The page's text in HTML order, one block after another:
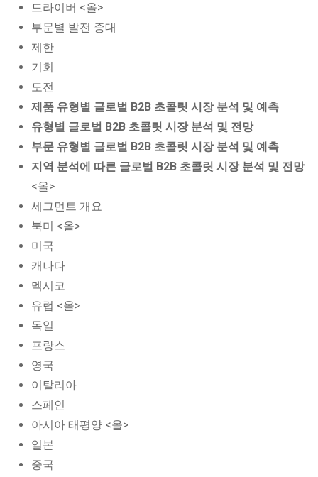
드라이버 <올>
부문별 발전 증대
제한
기회
도전
제품 유형별 글로벌 B2B 초콜릿 시장 분석 및 예측
유형별 글로벌 B2B 초콜릿 시장 분석 및 전망
부문 유형별 글로벌 B2B 초콜릿 시장 분석 및 예측
지역 분석에 따른 글로벌 B2B 초콜릿 시장 분석 및 전망
<올>
세그먼트 개요
북미 <올>
미국
캐나다
멕시코
유럽 <올>
독일
프랑스
영국
이탈리아
스페인
아시아 태평양 <올>
일본
중국